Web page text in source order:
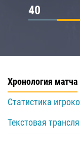
40
Хронология матча
Статистика
Текстовая